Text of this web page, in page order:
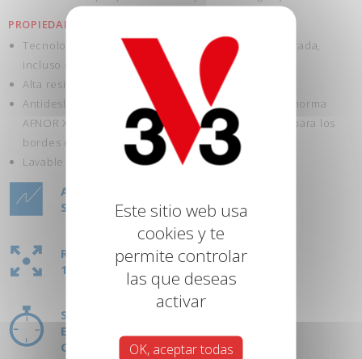
PROPIEDADES
Tecnología exclusiva: alta resistencia al agua estancada,
incluso de forma prolongada (no aísla).
Alta resistencia al agrietamiento.
Antideslizante: antideslizante clase PN12 según la norma
AFNOR XP P05-011, sistema antideslizante no apto para los
bordes de piscina.
Lavable Alta Presión.
ASPECTO:
SATINADO
RENDIMIENTO:
1L = 14M²
SECADO:
ENTRE CAPAS: 3H
COMPLETO: 12H
Este sitio web usa
cookies y te
permite controlar
las que deseas
activar
OK, aceptar todas